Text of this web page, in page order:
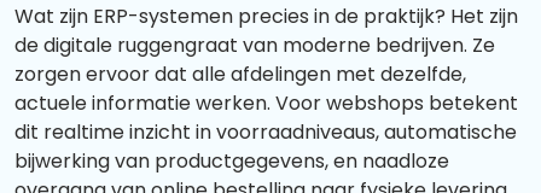
Wat zijn ERP-systemen precies in de praktijk? Het zijn
de digitale ruggengraat van moderne bedrijven. Ze
zorgen ervoor dat alle afdelingen met dezelfde,
actuele informatie werken. Voor webshops betekent
dit realtime inzicht in voorraadniveaus, automatische
bijwerking van productgegevens, en naadloze